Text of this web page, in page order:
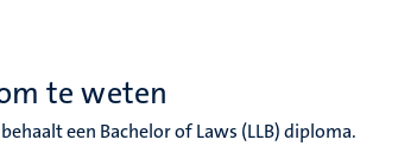
te weten
behaalt een Bachelor of Laws (LLB) diploma.